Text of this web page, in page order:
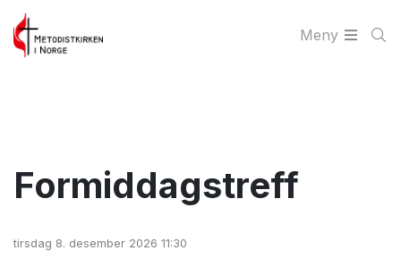
Meny
Formiddagstreff
tirsdag 8. desember 2026 11:30